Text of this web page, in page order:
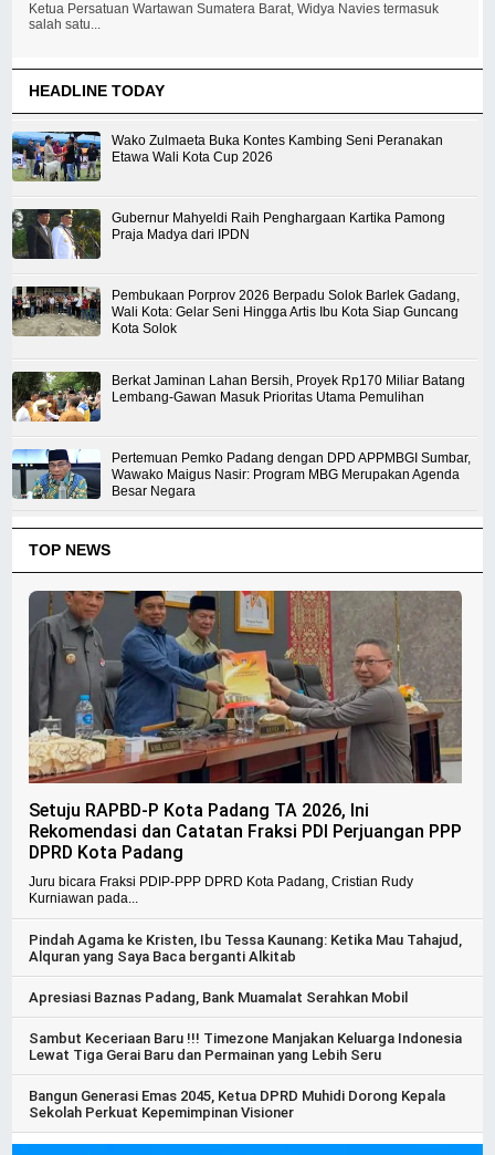
Ketua Persatuan Wartawan Sumatera Barat, Widya Navies termasuk
salah satu...
HEADLINE TODAY
Wako Zulmaeta Buka Kontes Kambing Seni Peranakan
Etawa Wali Kota Cup 2026
Gubernur Mahyeldi Raih Penghargaan Kartika Pamong
Praja Madya dari IPDN
Pembukaan Porprov 2026 Berpadu Solok Barlek Gadang,
Wali Kota: Gelar Seni Hingga Artis Ibu Kota Siap Guncang
Kota Solok
Berkat Jaminan Lahan Bersih, Proyek Rp170 Miliar Batang
Lembang-Gawan Masuk Prioritas Utama Pemulihan
Pertemuan Pemko Padang dengan DPD APPMBGI Sumbar,
Wawako Maigus Nasir: Program MBG Merupakan Agenda
Besar Negara
TOP NEWS
Setuju RAPBD-P Kota Padang TA 2026, Ini
Rekomendasi dan Catatan Fraksi PDI Perjuangan PPP
DPRD Kota Padang
Juru bicara Fraksi PDIP-PPP DPRD Kota Padang, Cristian Rudy
Kurniawan pada...
Pindah Agama ke Kristen, Ibu Tessa Kaunang: Ketika Mau Tahajud,
Alquran yang Saya Baca berganti Alkitab
Apresiasi Baznas Padang, Bank Muamalat Serahkan Mobil
Sambut Keceriaan Baru !!! Timezone Manjakan Keluarga Indonesia
Lewat Tiga Gerai Baru dan Permainan yang Lebih Seru
Bangun Generasi Emas 2045, Ketua DPRD Muhidi Dorong Kepala
Sekolah Perkuat Kepemimpinan Visioner